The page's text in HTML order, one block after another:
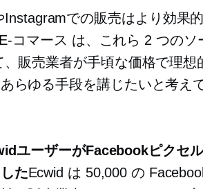
での販売はより効果
E-コマース は、これら 2 つのソ
販売業者が手頃な価格で理想
らゆる手段を講じたいと考え
ユーザーがFacebookピクセ
たEcwid は 50,000 の